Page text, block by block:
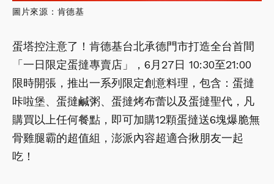
圖片來源：肯德基
蛋塔控注意了！肯德基台北承德門市打造全台首間
「一日限定蛋撻專賣店」，6月27日 10:30至21:00
限時開張，推出一系列限定創意料理，包含：蛋撻
咔啦堡、蛋撻鹹粥、蛋撻烤布蕾以及蛋撻聖代，凡
購買以上任何餐點，即可加購12顆蛋撻送6塊爆脆無
骨雞腿霸的超值組，澎派內容超適合揪朋友一起
吃！